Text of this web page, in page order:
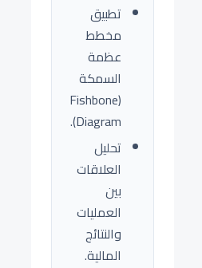
تطبيق
مخطط
عظمة
السمكة
(Fishbone
Diagram).
تحليل
العلاقات
بين
العمليات
والنتائج
المالية.